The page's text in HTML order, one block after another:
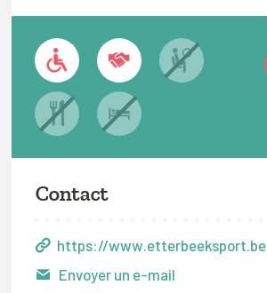
Contact
https://www.etterbeeksport.be
Envoyer un e-mail